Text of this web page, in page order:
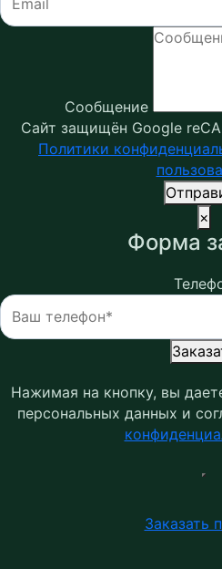
Сообщение
Сайт защищён Google
Политики
×
Форма
Нажимая на кнопку, вы
персональных данных и
Заказать